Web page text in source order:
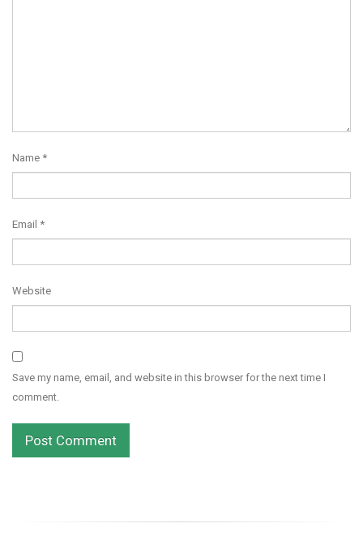
Name *
Email *
Website
Save my name, email, and website in this browser for the next time I
comment.